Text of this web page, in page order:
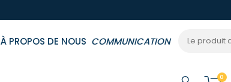
À PROPOS DE NOUS COMMUNICATION
0